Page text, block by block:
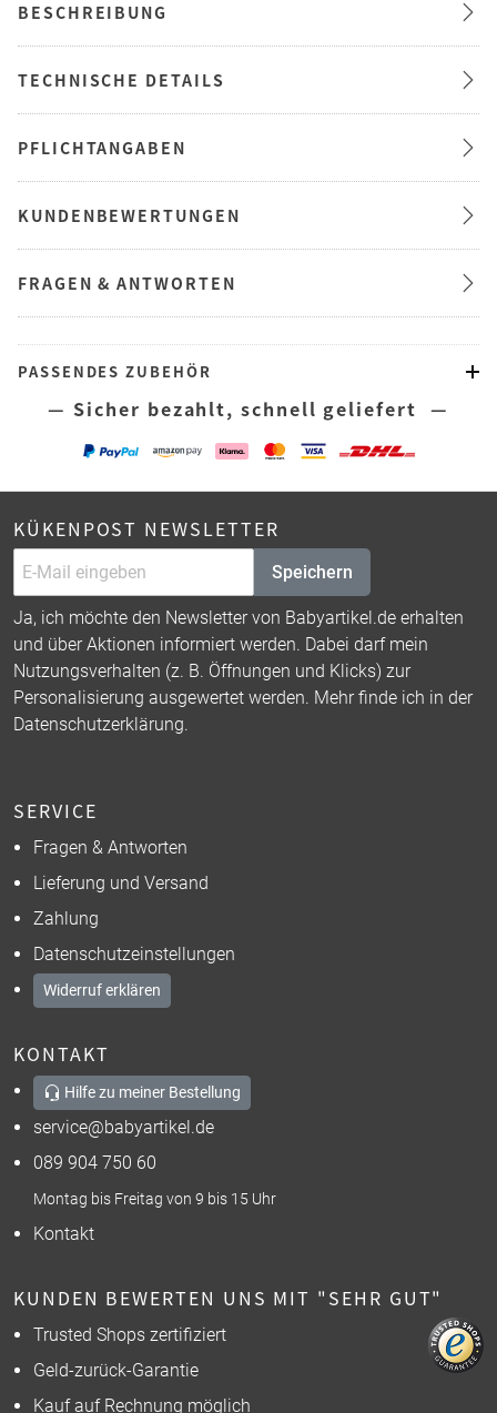
BESCHREIBUNG
TECHNISCHE DETAILS
PFLICHTANGABEN
KUNDENBEWERTUNGEN
FRAGEN & ANTWORTEN
PASSENDES ZUBEHÖR
— Sicher bezahlt, schnell geliefert —
KÜKENPOST NEWSLETTER
Speichern
Ja, ich möchte den Newsletter von Babyartikel.de erhalten
und über Aktionen informiert werden. Dabei darf mein
Nutzungsverhalten (z. B. Öffnungen und Klicks) zur
Personalisierung ausgewertet werden. Mehr finde ich in der
Datenschutzerklärung.
SERVICE
Fragen & Antworten
Lieferung und Versand
Zahlung
Datenschutzeinstellungen
Widerruf erklären
KONTAKT
Hilfe zu meiner Bestellung
service@babyartikel.de
089 904 750 60
Montag bis Freitag von 9 bis 15 Uhr
Kontakt
KUNDEN BEWERTEN UNS MIT "SEHR GUT"
Trusted Shops zertifiziert
Geld-zurück-Garantie
Kauf auf Rechnung möglich